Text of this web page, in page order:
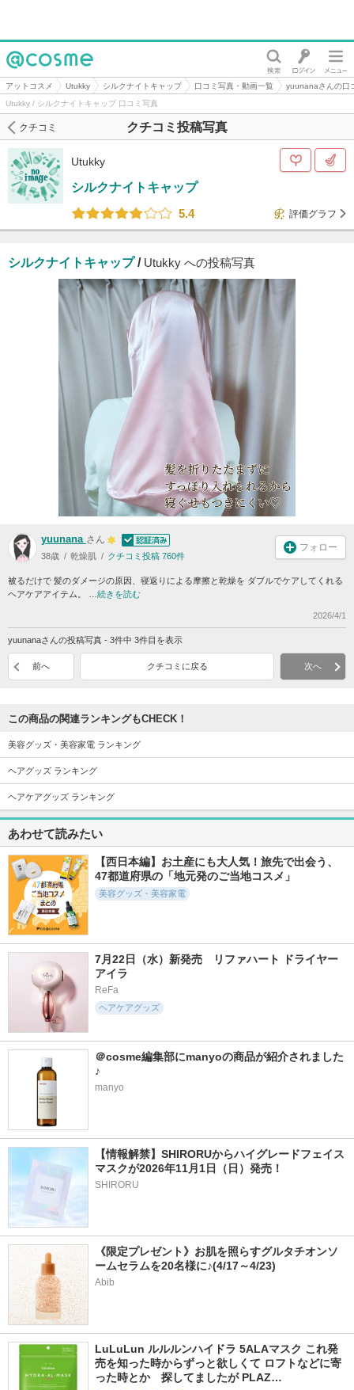
@cosme
アットコスメ Utukky シルクナイトキャップ 口コミ写真・動画一覧
yuunanaさんの口
Utukky / シルクナイトキャップ 口コミ写真
クチコミ投稿写真
クチコミ
Utukky
シルクナイトキャップ
5.4
評価グラフ
シルクナイトキャップ/ Utukky への投稿写真
yuunana さん
38歳 乾燥肌 クチコミ投稿 760件
フォロー
被るだけで 髪のダメージの原因、寝返りによる摩擦と乾燥を ダブルでケアしてくれる
ヘアケアアイテム。 … 続きを読む
2026/4/1
yuunanaさんの投稿写真 - 3件中 3件目を表示
前へ クチコミに戻る 次へ
この商品の関連ランキングもCHECK！
美容グッズ・美容家電 ランキング
ヘアグッズ ランキング
ヘアケアグッズ ランキング
あわせて読みたい
【西日本編】お土産にも大人気！旅先で出会う、
47都道府県の「地元発のご当地コスメ」
美容グッズ・美容家電
7月22日（水）新発売　リファハート ドライヤー
アイラ
ReFa
ヘアケアグッズ
＠cosme編集部にmanyoの商品が紹介されました
♪
manyo
【情報解禁】SHIRORUからハイグレードフェイス
マスクが2026年11月1日（日）発売！
SHIRORU
《限定プレゼント》お肌を照らすグルタチオンソ
ームセラムを20名様に♪(4/17～4/23)
Abib
LuLuLun ルルルンハイドラ 5ALAマスク これ発
売を知った時からずっと欲しくて ロフトなどに寄
った時とか　探してましたが PLAZ…